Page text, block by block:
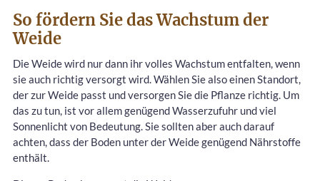
So fördern Sie das Wachstum der
Weide
Die Weide wird nur dann ihr volles Wachstum entfalten, wenn
sie auch richtig versorgt wird. Wählen Sie also einen Standort,
der zur Weide passt und versorgen Sie die Pflanze richtig. Um
das zu tun, ist vor allem genügend Wasserzufuhr und viel
Sonnenlicht von Bedeutung. Sie sollten aber auch darauf
achten, dass der Boden unter der Weide genügend Nährstoffe
enthält.